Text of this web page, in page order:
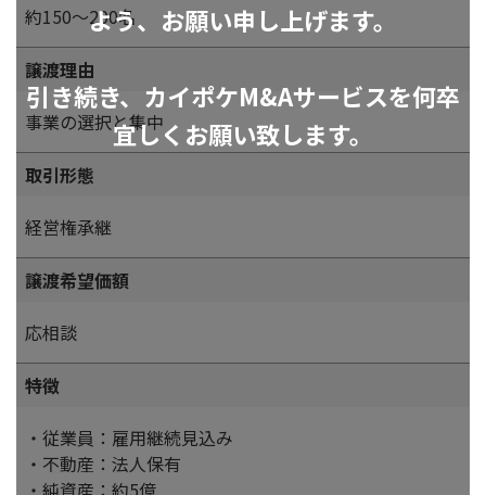
よう、お願い申し上げます。
引き続き、カイポケM&Aサービスを何卒
宜しくお願い致します。
約150～200名
譲渡理由
事業の選択と集中
取引形態
経営権承継
譲渡希望価額
応相談
特徴
・従業員：雇用継続見込み
・不動産：法人保有
・純資産：約5億